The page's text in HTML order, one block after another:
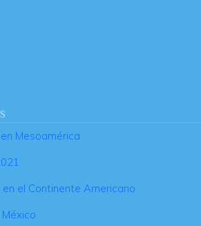
Mesoamérica
el Continente Americano